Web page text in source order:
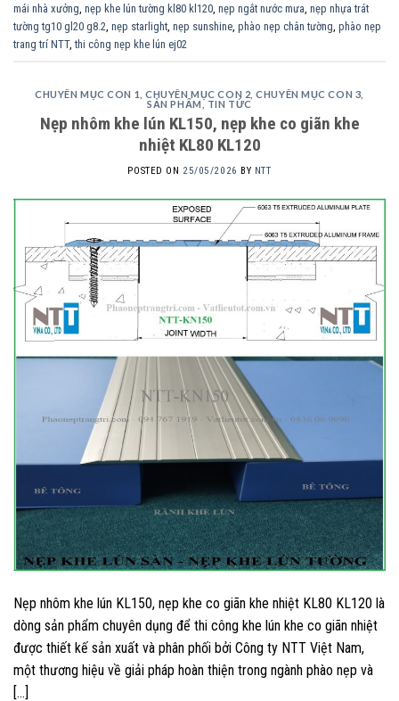
mái nhà xưởng, nẹp khe lún tường kl80 kl120, nẹp ngắt nước mưa, nẹp nhựa trát
tường tg10 gl20 g8.2, nẹp starlight, nẹp sunshine, phào nẹp chân tường, phào nẹp
trang trí NTT,thi công nẹp khe lún ej02
CHUYÊN MỤC CON 1 ,CHUYÊN MỤC CON 2 ,CHUYÊN MỤC CON 3
SẢN PHẨM , TIN TỨC
Nẹp nhôm khe lún KL150, nẹp khe co giãn khe
nhiệt KL80 KL120
POSTED ON 25/05/2026 BY NTT
Nẹp nhôm khe lún KL150, nẹp khe co giãn khe nhiệt KL80 KL120 là
dòng sản phẩm chuyên dụng để thi công khe lún khe co giãn nhiệt
được thiết kế sản xuất và phân phối bởi Công ty NTT Việt Nam,
một thương hiệu về giải pháp hoàn thiện trong ngành phào nẹp và
[…]